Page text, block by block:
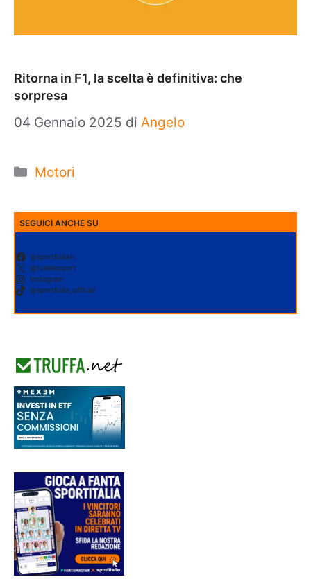
Ritorna in F1, la scelta è definitiva: che
sorpresa
04 Gennaio 2025 di Angelo
Categorie
Motori
SEGUICI ANCHE SU
@sportitaliatv
@tvdellosport
Instagram
@sportitalia_official